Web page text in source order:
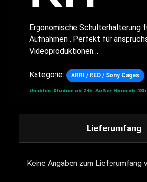
Ergonomische Schulterhalterung
Aufnahmen . Perfekt für
Videoproduktionen…
Kategorie: ARRI / RED / Sony Cages
Usables-Studios ab 24h. Außer Haus ab 48h.
Lieferumfang
Keine Angaben zum Lieferumfang